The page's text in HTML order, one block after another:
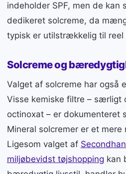
indeholder SPF, men de
dedikeret solcreme, da
typisk er utilstrækkelig til reel
Solcreme og
Valget af solcreme har også
Visse kemiske filtre – særligt
octinoxat – er dokumenteret
Mineral solcremer er et
Ligesom valget af
miljøbevidst tøjshopping kan